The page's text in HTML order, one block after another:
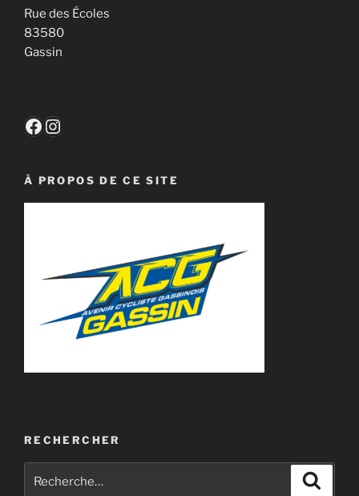
Rue des Écoles
83580
Gassin
Facebook
Instagram
À PROPOS DE CE SITE
RECHERCHER
pour